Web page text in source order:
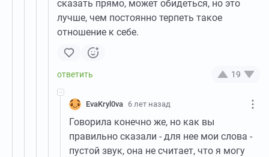
сказать прямо, может обидеться, но это
лучше, чем постоянно терпеть такое
отношение к себе.
19
EvaKryl0va 6 лет назад
Говорила конечно же, но как вы
правильно сказали - для нее мои слова -
пустой звук, она не считает, что я могу